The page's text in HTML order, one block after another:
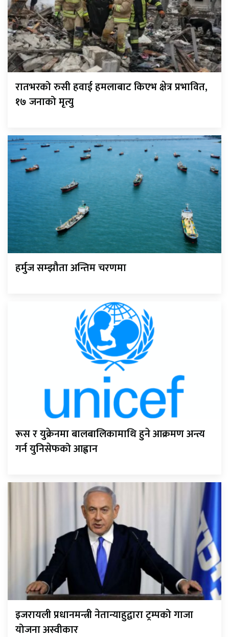
रातभरको रुसी हवाई हमलाबाट किएभ क्षेत्र प्रभावित,
१७ जनाको मृत्यु
हर्मुज सम्झौता अन्तिम चरणमा
रूस र युक्रेनमा बालबालिकामाथि हुने आक्रमण अन्त्य
गर्न युनिसेफको आह्वान
इजरायली प्रधानमन्त्री नेतान्याहुद्वारा ट्रम्पको गाजा
योजना अस्वीकार